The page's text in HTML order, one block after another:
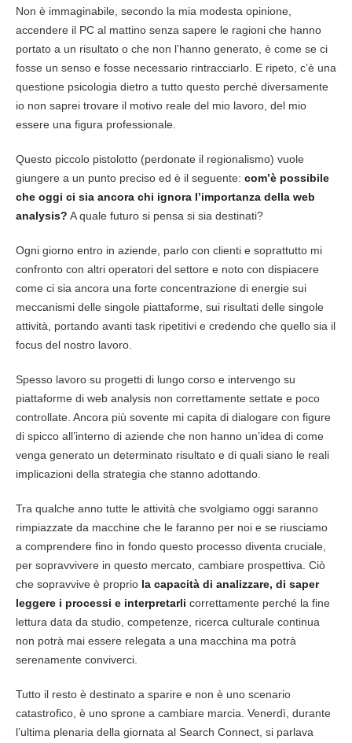
Non è immaginabile, secondo la mia modesta opinione,
accendere il PC al mattino senza sapere le ragioni che hanno
portato a un risultato o che non l’hanno generato, è come se ci
fosse un senso e fosse necessario rintracciarlo. E ripeto, c’è una
questione psicologia dietro a tutto questo perché diversamente
io non saprei trovare il motivo reale del mio lavoro, del mio
essere una figura professionale.
Questo piccolo pistolotto (perdonate il regionalismo) vuole
giungere a un punto preciso ed è il seguente: com’è possibile
che oggi ci sia ancora chi ignora l’importanza della web
analysis? A quale futuro si pensa si sia destinati?
Ogni giorno entro in aziende, parlo con clienti e soprattutto mi
confronto con altri operatori del settore e noto con dispiacere
come ci sia ancora una forte concentrazione di energie sui
meccanismi delle singole piattaforme, sui risultati delle singole
attività, portando avanti task ripetitivi e credendo che quello sia il
focus del nostro lavoro.
Spesso lavoro su progetti di lungo corso e intervengo su
piattaforme di web analysis non correttamente settate e poco
controllate . Ancora più sovente mi capita di dialogare con figure
di spicco all’interno di aziende che non hanno un’idea di come
venga generato un determinato risultato e di quali siano le reali
implicazioni della strategia che stanno adottando.
Tra qualche anno tutte le attività che svolgiamo oggi saranno
rimpiazzate da macchine che le faranno per noi e se riusciamo
a comprendere fino in fondo questo processo diventa cruciale,
per sopravvivere in questo mercato, cambiare prospettiva. Ciò
che sopravvive è proprio la capacità di analizzare, di saper
leggere i processi e interpretarli correttamente perché la fine
lettura data da studio, competenze, ricerca culturale continua
non potrà mai essere relegata a una macchina ma potrà
serenamente conviverci.
Tutto il resto è destinato a sparire e non è uno scenario
catastrofico, è uno sprone a cambiare marcia. Venerdì, durante
l’ultima plenaria della giornata al Search Connect, si parlava